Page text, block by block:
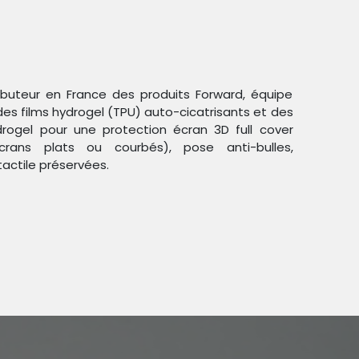
Trier par : Étiquettes
en France des produits Forward, équipe
films hydrogel (TPU) auto-cicatrisants et des
pour une protection écran 3D full cover
plats ou courbés), pose anti-bulles,
préservées.